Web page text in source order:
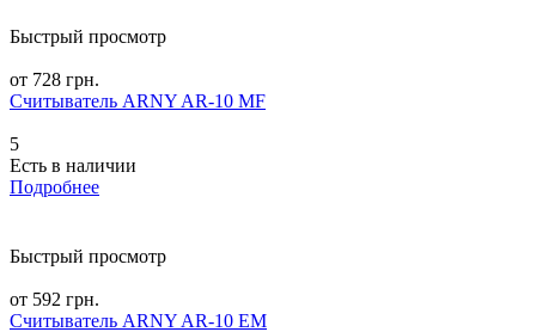
Быстрый просмотр
от 728 грн.
Считыватель ARNY AR-10 MF
5
Есть в наличии
Подробнее
Быстрый просмотр
от 592 грн.
Считыватель ARNY AR-10 EM